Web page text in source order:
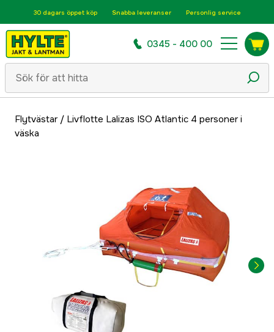
30 dagars öppet köp Snabba leveranser Personlig service
0345 - 400 00
Flytvästar/ Livflotte Lalizas ISO Atlantic 4 personer i
väska